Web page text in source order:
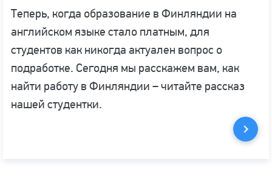
Теперь, когда образование в Финляндии на
английском языке стало платным, для
студентов как никогда актуален вопрос о
подработке. Сегодня мы расскажем вам, как
найти работу в Финляндии – читайте рассказ
нашей студентки.